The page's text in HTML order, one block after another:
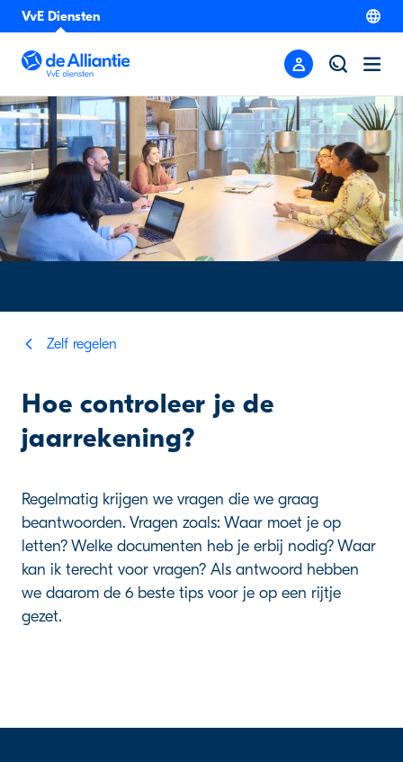
VvE Diensten
Zelf regelen
Hoe controleer je de
jaarrekening?
Regelmatig krijgen we vragen die we graag
beantwoorden. Vragen zoals: Waar moet je op
letten? Welke documenten heb je erbij nodig? Waar
kan ik terecht voor vragen? Als antwoord hebben
we daarom de 6 beste tips voor je op een rijtje
gezet.